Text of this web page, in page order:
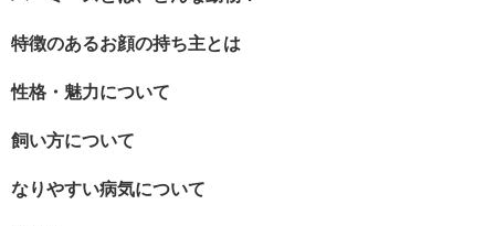
特徴のあるお顔の持ち主とは
性格・魅力について
飼い方について
なりやすい病気について